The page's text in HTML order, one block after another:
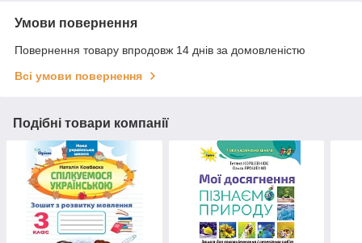
Умови повернення
Повернення товару впродовж 14 днів за домовленістю
Всі умови повернення
Подібні товари компанії